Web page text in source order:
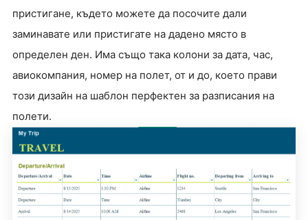
пристигане, където можете да посочите дали
заминавате или пристигате на дадено място в
определен ден. Има също така колони за дата, час,
авиокомпания, номер на полет, от и до, което прави
този дизайн на шаблон перфектен за разписания на
полети.